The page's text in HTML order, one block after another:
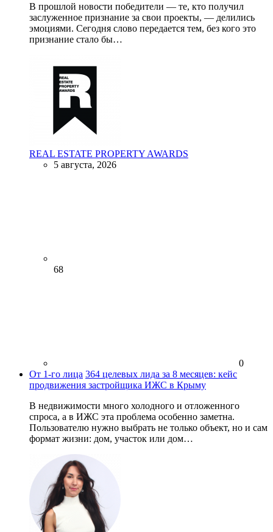
В прошлой новости победители — те, кто получил
заслуженное признание за свои проекты, — делились
эмоциями. Сегодня слово передается тем, без кого это
признание стало бы…
REAL ESTATE PROPERTY AWARDS
5 августа, 2026
68
0
От 1-го лица 364 целевых лида за 8 месяцев: кейс
продвижения застройщика ИЖС в Крыму
В недвижимости много холодного и отложенного
спроса, а в ИЖС эта проблема особенно заметна.
Пользователю нужно выбрать не только объект, но и сам
формат жизни: дом, участок или дом…